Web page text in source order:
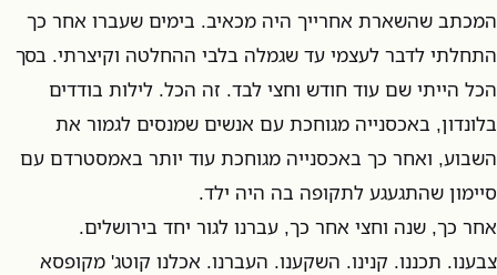
המכתב שהשארת אחרייך היה מכאיב. בימים שעברו אחר כך
התחלתי לדבר לעצמי עד שגמלה בלבי ההחלטה וקיצרתי. בסך
הכל הייתי שם עוד חודש וחצי לבד. זה הכל. לילות בודדים
בלונדון, באכסנייה מגוחכת עם אנשים שמנסים לגמור את
השבוע, ואחר כך באכסנייה מגוחכת עוד יותר באמסטרדם עם
סיימון שהתגעגע לתקופה בה היה ילד.
אחר כך, שנה וחצי אחר כך, עברנו לגור יחד בירושלים.
צבענו. תכננו. קנינו. השקענו. העברנו. אכלנו קוטג' מקופסא